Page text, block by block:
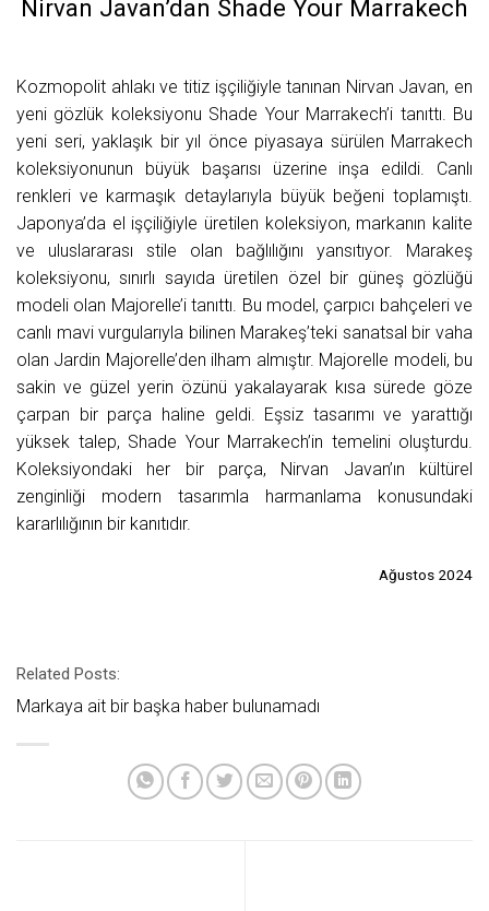
Nirvan Javan’dan Shade Your Marrakech
Kozmopolit ahlakı ve titiz işçiliğiyle tanınan Nirvan Javan, en
yeni gözlük koleksiyonu Shade Your Marrakech’i tanıttı. Bu
yeni seri, yaklaşık bir yıl önce piyasaya sürülen Marrakech
koleksiyonunun büyük başarısı üzerine inşa edildi. Canlı
renkleri ve karmaşık detaylarıyla büyük beğeni toplamıştı.
Japonya’da el işçiliğiyle üretilen koleksiyon, markanın kalite
ve uluslararası stile olan bağlılığını yansıtıyor. Marakeş
koleksiyonu, sınırlı sayıda üretilen özel bir güneş gözlüğü
modeli olan Majorelle’i tanıttı. Bu model, çarpıcı bahçeleri ve
canlı mavi vurgularıyla bilinen Marakeş’teki sanatsal bir vaha
olan Jardin Majorelle’den ilham almıştır. Majorelle modeli, bu
sakin ve güzel yerin özünü yakalayarak kısa sürede göze
çarpan bir parça haline geldi. Eşsiz tasarımı ve yarattığı
yüksek talep, Shade Your Marrakech’in temelini oluşturdu.
Koleksiyondaki her bir parça, Nirvan Javan’ın kültürel
zenginliği modern tasarımla harmanlama konusundaki
kararlılığının bir kanıtıdır.
Ağustos 2024
Related Posts:
Markaya ait bir başka haber bulunamadı